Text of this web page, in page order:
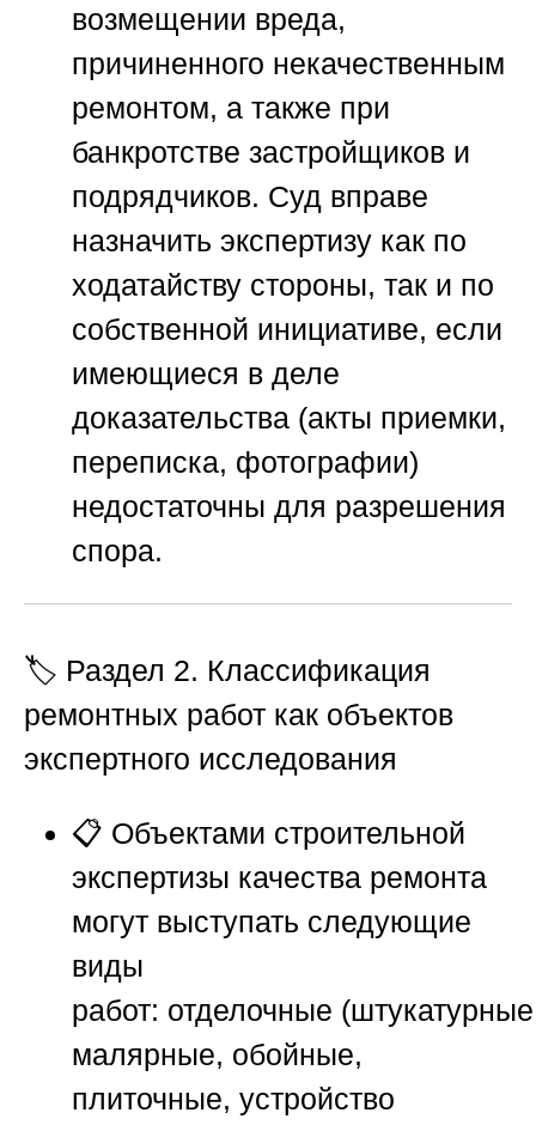
возмещении вреда,
причиненного некачественным
ремонтом, а также при
банкротстве застройщиков и
подрядчиков. Суд вправе
назначить экспертизу как по
ходатайству стороны, так и по
собственной инициативе, если
имеющиеся в деле
доказательства (акты приемки,
переписка, фотографии)
недостаточны для разрешения
спора.
🏷️ Раздел 2. Классификация
ремонтных работ как объектов
экспертного исследования
📋 Объектами строительной
экспертизы качества ремонта
могут выступать следующие
виды
работ: отделочные
малярные, обойные,
плиточные, устройство